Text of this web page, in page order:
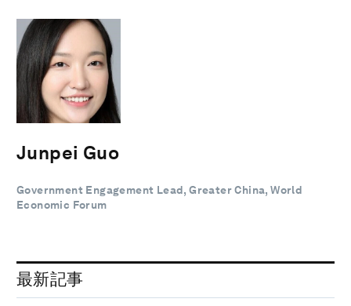
Junpei Guo
Government Engagement Lead, Greater China, World
Economic Forum
最新記事